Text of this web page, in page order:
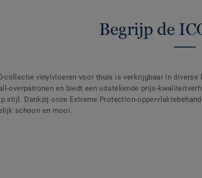
Begrijp de
collectie vinylvloeren voor thuis is verkrijgbaar in diverse
overpatronen en biedt een uitstekende prijs-
stijl. Dankzij onze Extreme Protection-
schoon en mooi.